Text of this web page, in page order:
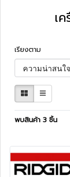
เ
เรียงตาม
พบสินค้า 3 ชิ้น